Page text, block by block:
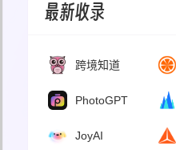
最新收录
跨境知道
PhotoGPT
JoyAI